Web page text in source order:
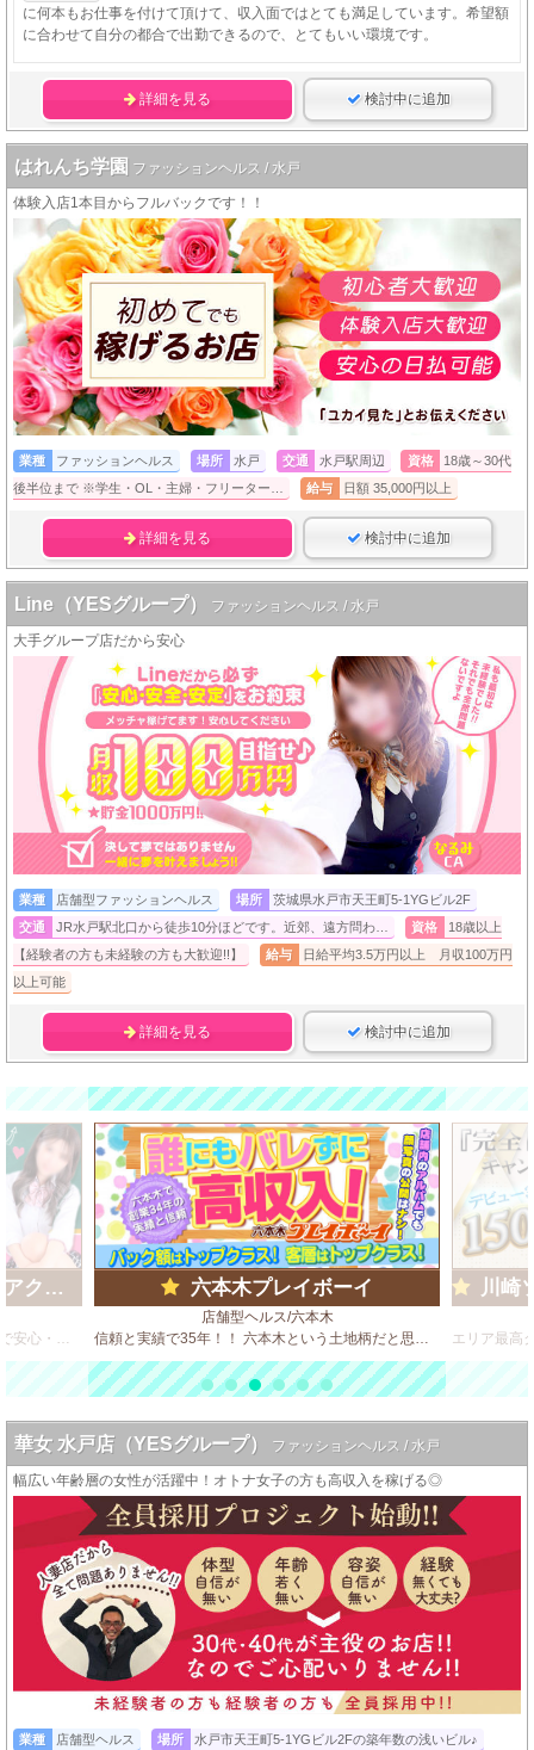
に何本もお仕事を付けて頂けて、収入面ではとても満足しています。希望額
に合わせて自分の都合で出勤できるので、とてもいい環境です。
詳細を見る 検討中に追加
はれんち学園 ファッションヘルス / 水戸
体験入店1本目からフルバックです！！
業種 ファッションヘルス 場所 水戸 交通 水戸駅周辺 資格
18歳～30代
後半位まで ※学生・OL・主婦・フリーター…
給与 日額 35,000円以上
詳細を見る 検討中に追加
Line（YESグループ） ファッションヘルス / 水戸
大手グループ店だから安心
業種 店舗型ファッションヘルス 場所
茨城県水戸市天王町5-1YGビル2F
交通
JR水戸駅北口から徒歩10分ほどです。近郊、遠方問わ… 資格
18歳以上
【経験者の方も未経験の方も大歓迎!!】
給与
日給平均3.5万円以上 月収100万円
以上可能
詳細を見る 検討中に追加
ープ)
ビデオBOX風 店舗型のソフトサービス店で安心・安全・高収入♪
六本木プレイボーイ
店舗型ヘルス/六本木
信頼と実績で35年！！ 六本木という土地柄だと思いますが、客質が良いのが自慢のひとつです。 決してハードサービスは求めません！
川崎
華女 水戸店（YESグループ） ファッションヘルス / 水戸
幅広い年齢層の女性が活躍中！オトナ女子の方も高収入を稼げる◎
業種 店舗型ヘルス 場所 水戸市天王町5-1YGビル2Fの築年数の浅いビル♪